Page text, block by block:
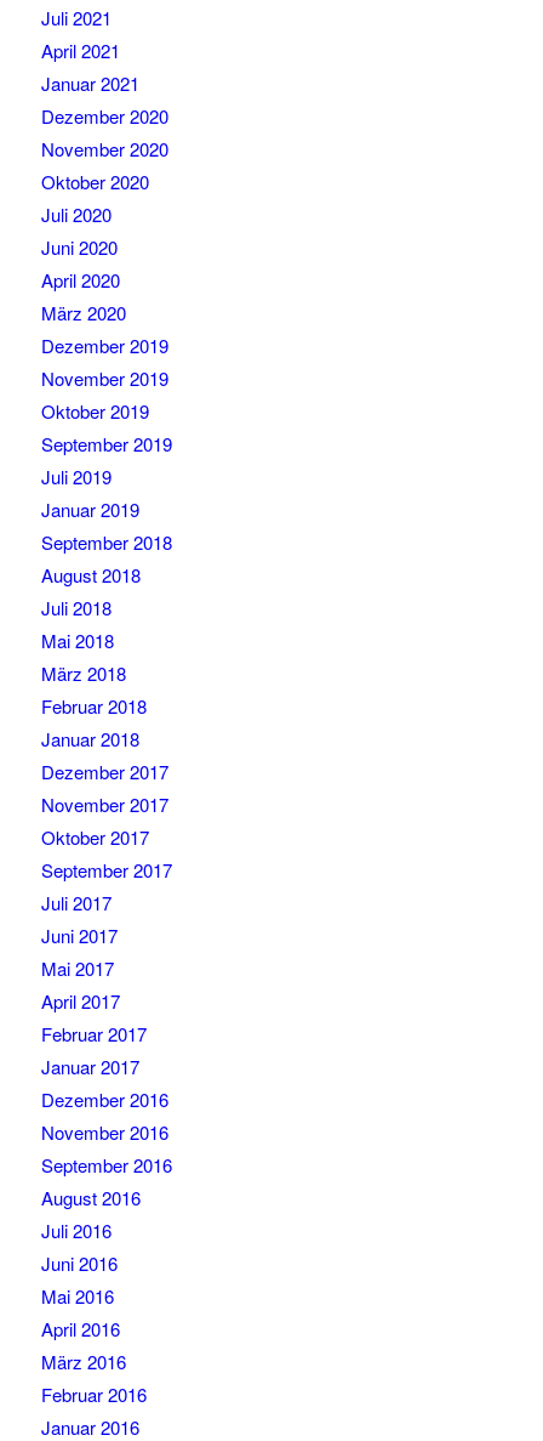
Juli 2021
April 2021
Januar 2021
Dezember 2020
November 2020
Oktober 2020
Juli 2020
Juni 2020
April 2020
März 2020
Dezember 2019
November 2019
Oktober 2019
September 2019
Juli 2019
Januar 2019
September 2018
August 2018
Juli 2018
Mai 2018
März 2018
Februar 2018
Januar 2018
Dezember 2017
November 2017
Oktober 2017
September 2017
Juli 2017
Juni 2017
Mai 2017
April 2017
Februar 2017
Januar 2017
Dezember 2016
November 2016
September 2016
August 2016
Juli 2016
Juni 2016
Mai 2016
April 2016
März 2016
Februar 2016
Januar 2016